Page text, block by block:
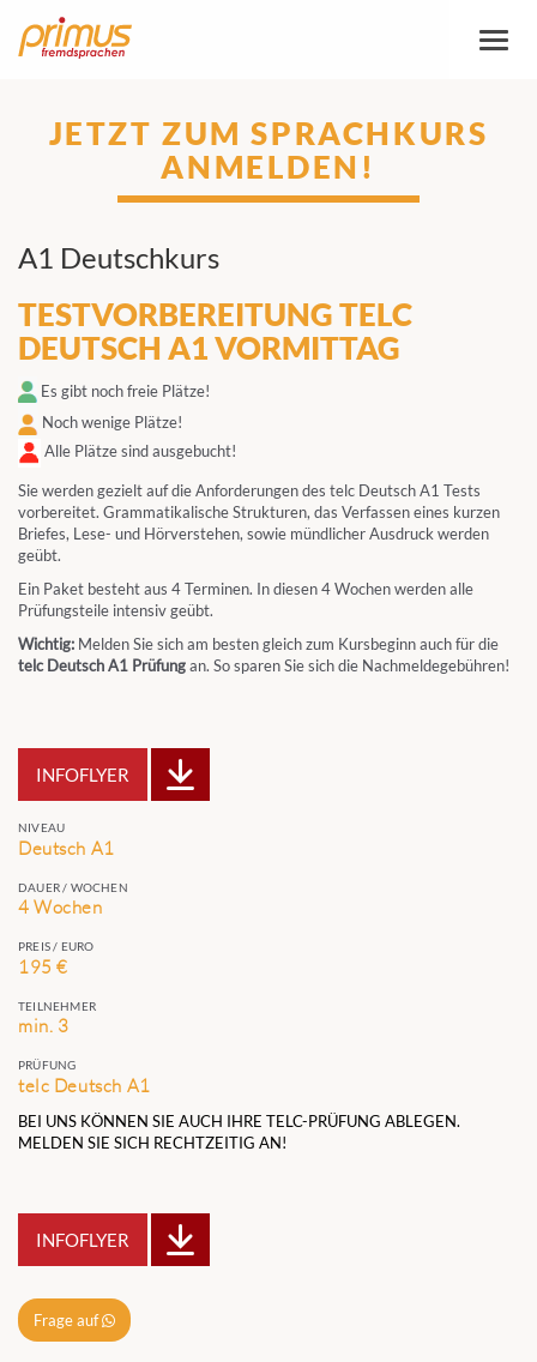
Toggle
JETZT ZUM SPRACHKURS
ANMELDEN!
A1 Deutschkurs
TESTVORBEREITUNG TELC
DEUTSCH A1 VORMITTAG
Es gibt noch freie Plätze!
Noch wenige Plätze!
Alle Plätze sind ausgebucht!
Sie werden gezielt auf die Anforderungen des telc Deutsch A1 Tests
vorbereitet. Grammatikalische Strukturen, das Verfassen eines kurzen
Briefes, Lese- und Hörverstehen, sowie mündlicher Ausdruck werden
geübt.
Ein Paket besteht aus 4 Terminen. In diesen 4 Wochen werden alle
Prüfungsteile intensiv geübt.
Wichtig: Melden Sie sich am besten gleich zum Kursbeginn auch für die
telc Deutsch A1 Prüfungan. So sparen Sie sich die Nachmeldegebühren!
INFOFLYER
NIVEAU
Deutsch A1
DAUER / WOCHEN
4 Wochen
PREIS / EURO
195 €
TEILNEHMER
min. 3
PRÜFUNG
telc Deutsch A1
BEI UNS KÖNNEN SIE AUCH IHRE TELC-PRÜFUNG ABLEGEN.
MELDEN SIE SICH RECHTZEITIG AN!
INFOFLYER
Frage auf